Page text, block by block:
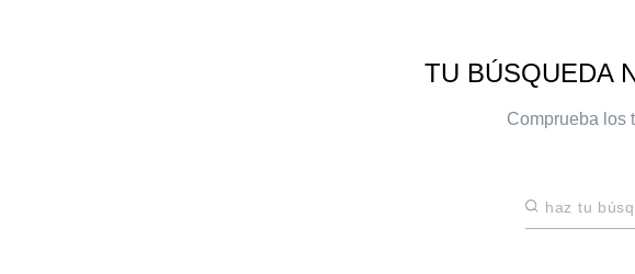
TU BÚSQUEDA
Comprueba los
Haz tu